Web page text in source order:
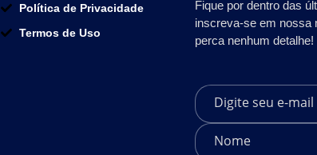
Política de Privacidade
Termos de Uso
Fique por dentro das
inscreva-se em nossa
perca nenhum detalhe!